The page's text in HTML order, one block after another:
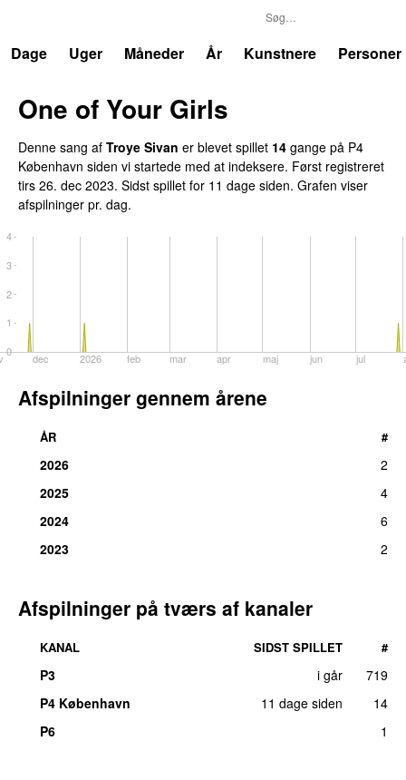
Dage
Uger Måneder År Kunstnere Personer
One of Your Girls
Denne sang af Troye Sivan er blevet spillet 14 gange på P4
København siden vi startede med at indeksere. Først registreret
tirs 26. dec 2023. Sidst spillet for 11 dage siden. Grafen viser
afspilninger pr. dag.
dec 2026 feb mar apr maj jun jul
0
1
2
3
4
Afspilninger gennem årene
ÅR #
2026
2
2025
4
2024
6
2023
2
Afspilninger på tværs af kanaler
KANAL SIDST SPILLET #
P3 i går
719
P4 København
11 dage siden
14
P6
1